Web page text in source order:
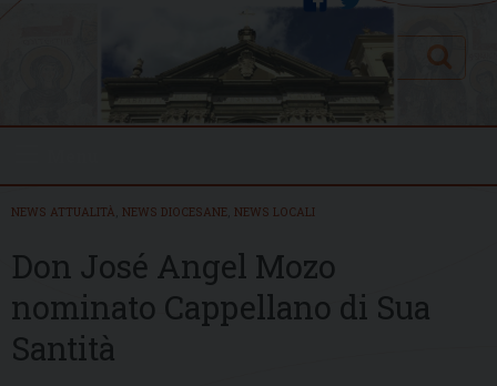
twitter
facebook
Search
NEWS ATTUALITÀ NEWS DIOCESANE NEWS LOCALI
Don José Angel Mozo
nominato Cappellano di Sua
Santità